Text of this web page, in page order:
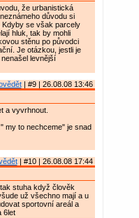
že urbanistická
důvodu si
Kdyby se však parcely
hluk, tak by mohli
stěnu po původci
Je otázkou, jestli je
levnější
| #9 | 26.08.08 13:46
a vyvrhnout.
my to nechceme" je snad
| #10 | 26.08.08 17:44
stuha když člověk
už všechno mají a u
sportovní areál a
6let